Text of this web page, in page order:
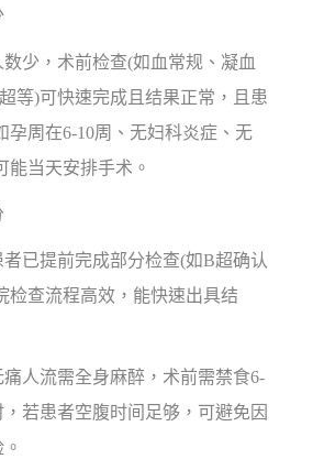
，术前检查(如血常规、凝血
等)可快速完成且结果正常，且患
孕周在6-10周、无妇科炎症、无
能当天安排手术。
提前完成部分检查(如B超确认
检查流程高效，能快速出具结
流需全身麻醉，术前需禁食6-
若患者空腹时间足够，可避免因